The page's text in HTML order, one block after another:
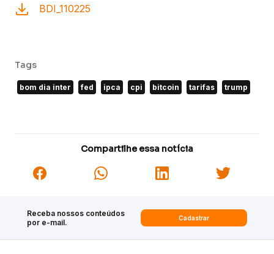
BDI_110225
Tags
bom dia inter fed ipca cpi bitcoin tarifas trump
Compartilhe essa notícia
Receba nossos conteúdos
por e-mail.
Cadastrar